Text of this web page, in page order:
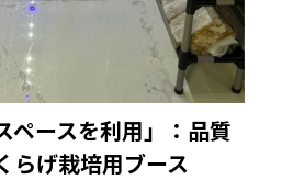
ースを利用」：品質
らげ栽培用ブース